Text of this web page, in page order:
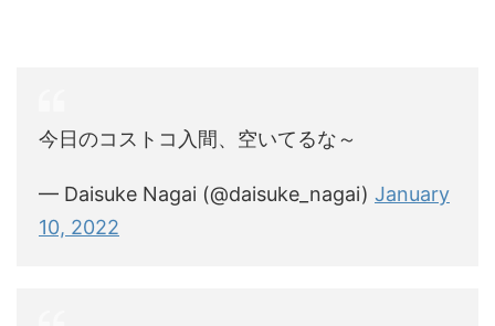
今日のコストコ入間、空いてるな～
— Daisuke Nagai (@daisuke_nagai) January
10, 2022